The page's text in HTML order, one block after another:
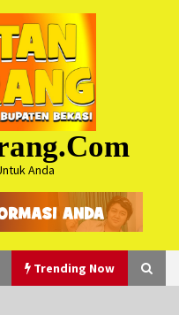
Anda
Trending Now